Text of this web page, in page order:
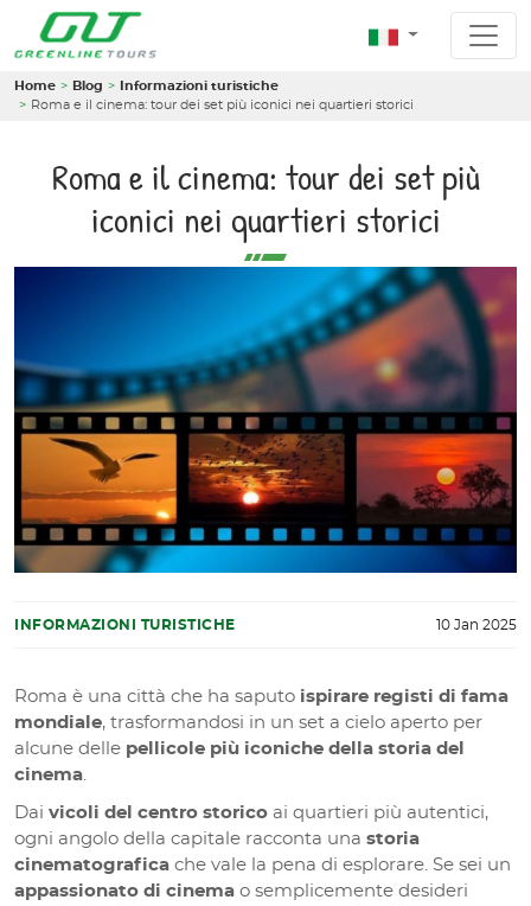
Home Blog
Informazioni turistiche
Roma e il cinema: tour dei set più iconici nei quartieri storici
Roma e il cinema: tour dei set più
iconici nei quartieri storici
INFORMAZIONI TURISTICHE 10 Jan 2025
Roma è una città che ha saputo ispirare registi di fama
mondiale, trasformandosi in un set a cielo aperto per
alcune delle pellicole più iconiche della storia del
cinema.
Dai vicoli del centro storico ai quartieri più autentici,
ogni angolo della capitale racconta una storia
cinematografica che vale la pena di esplorare. Se sei un
appassionato di cinema o semplicemente desideri